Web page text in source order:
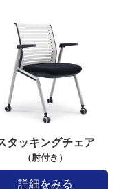
タッキングチェア
（肘付き）
詳細をみる